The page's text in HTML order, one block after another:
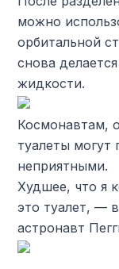
можно
орбитальной
снова
жидкости.
Космонавтам,
туалеты могут
неприятными.
Худшее, что я
это туалет, —
астронавт